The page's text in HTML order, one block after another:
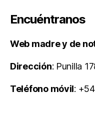
Encuéntranos
Web madre y de
Dirección: Punilla
Teléfono móvil: